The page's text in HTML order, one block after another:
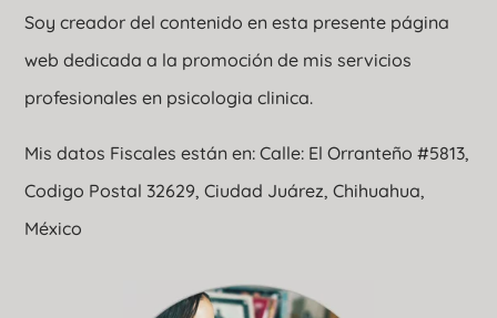
Soy creador del contenido en esta presente página
web dedicada a la promoción de mis servicios
profesionales en psicologia clinica.
Mis datos Fiscales están en: Calle: El Orranteño #5813,
Codigo Postal 32629, Ciudad Juárez, Chihuahua,
México